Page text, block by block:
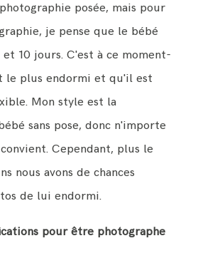
posée, mais pour
je pense que le bébé
10 jours. C'est à ce moment-
le plus endormi et qu'il est
Mon style est la
sans pose, donc n'importe
Cependant, plus le
nous avons de chances
de lui endormi.
pour être photographe